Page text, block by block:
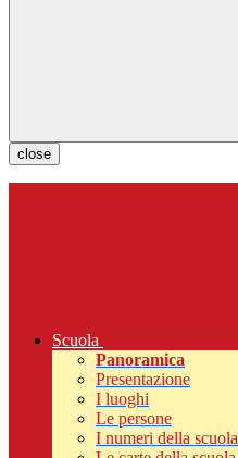
close
Scuola
Panoramica
Presentazione
I luoghi
Le persone
I numeri della scuola